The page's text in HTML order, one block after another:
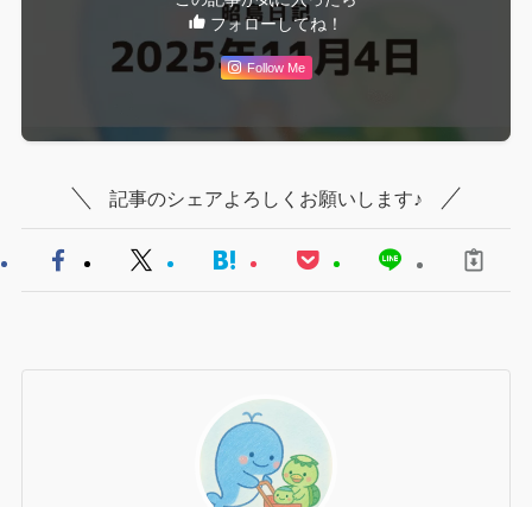
フォローしてね！
Follow Me
記事のシェアよろしくお願いします♪